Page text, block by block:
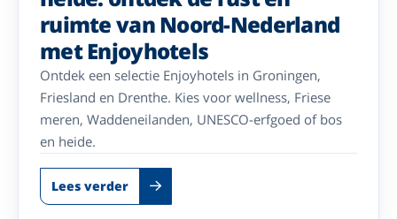
ruimte van Noord-Nederland
met Enjoyhotels
Ontdek een selectie Enjoyhotels in Groningen,
Friesland en Drenthe. Kies voor wellness, Friese
meren, Waddeneilanden, UNESCO-erfgoed of bos
en heide.
Lees verder